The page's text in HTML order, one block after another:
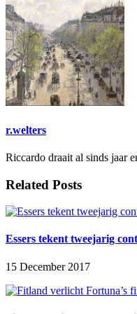
r.welters
Riccardo draait al sinds jaar
Related Posts
Essers tekent tweejarig
15 December 2017